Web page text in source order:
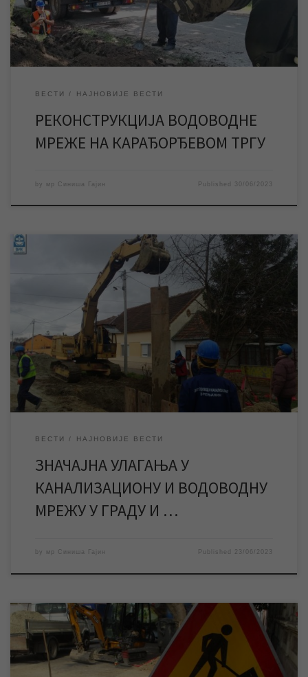
у Центру. У оквиру Прве фазе реконструкције градске
водоводне […]
ВЕСТИ НАЈНОВИЈЕ ВЕСТИ
РЕКОНСТРУКЦИЈА ВОДОВОДНЕ
МРЕЖЕ НА КАРАЂОРЂЕВОМ ТРГУ
by мр Синиша Гајин Published 30/06/2023
У само протекле три године уложена су значајна финансијска
средства и извршени бројни инфраструктурни радови ЈКП
„Водовод и канализација“ Зрењанин на канализационој и
водоводној мрежи у граду и насељеним местима, неки су у
току, а планирају се и нови. У току су радови ЈКП „Водовод и
канализација“ Зрењанин у Елемиру […]
ВЕСТИ НАЈНОВИЈЕ ВЕСТИ
ЗНАЧАЈНА УЛАГАЊА У
КАНАЛИЗАЦИОНУ И ВОДОВОДНУ
МРЕЖУ У ГРАДУ И …
by мр Синиша Гајин Published 23/06/2023
У четвртак 22. јуна ЈКП „Водовод и канализација“ Зрењанин
вршиће радове на санацији хаварије на фекалној